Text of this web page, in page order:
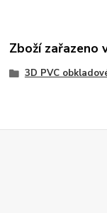
Zboží zařazeno
3D PVC